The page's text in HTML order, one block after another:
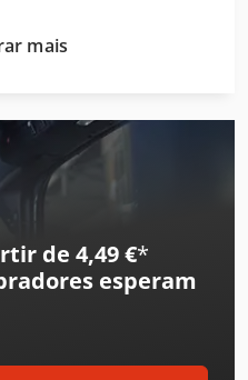
mais
de 4,49 €*
esperam